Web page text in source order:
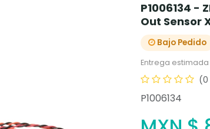
P1006134 -
Out Sensor
Bajo Pedido
Entrega
(0
P1006134